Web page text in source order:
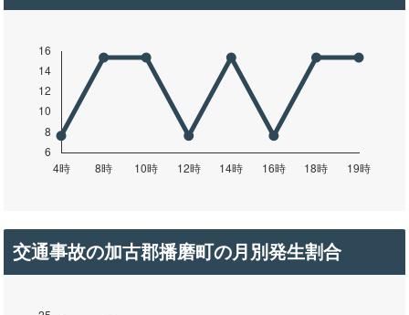
交通事故の加古郡播磨町の月別発生割合